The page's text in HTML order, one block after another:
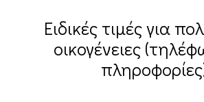
Ειδικές τιμές για
οικογένειες